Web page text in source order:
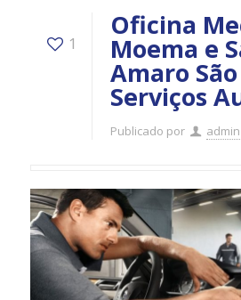
1
Oficina
Moema e
Amaro
Serviços
Publicado por admin